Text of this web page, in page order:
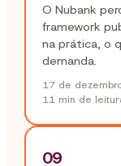
O Nubank
framework
na prática, o
demanda.
17 de
11 min de
09